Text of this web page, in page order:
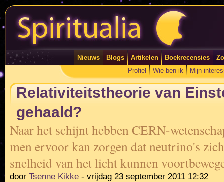
Nieuws Blogs Artikelen Boekrecensies
Profiel
Wie ben ik Mijn
Relativiteitstheorie van
gehaald?
Naar het schijnt hebben CERN-
men ervoor kan zorgen dat neutrino's
snelheid van het licht kunnen
door Tsenne Kikke - vrijdag 23 september 2011 12:32